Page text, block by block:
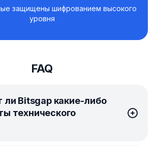
защищены шифрованием высокого
уровня
FAQ
ли Bitsgap какие-либо
технического